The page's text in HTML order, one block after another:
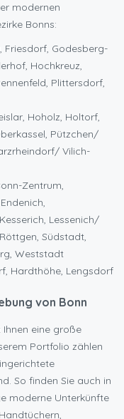
modernen
Bonns:
Friesdorf, Godesberg-
Hochkreuz,
Plittersdorf,
Hoholz, Holtorf,
Pützchen/
Vilich-
Zentrum,
Lessenich/
Südstadt,
Weststadt
Hardthöhe, Lengsdorf
von Bonn
eine große
Portfolio zählen
So finden Sie auch in
moderne Unterkünfte